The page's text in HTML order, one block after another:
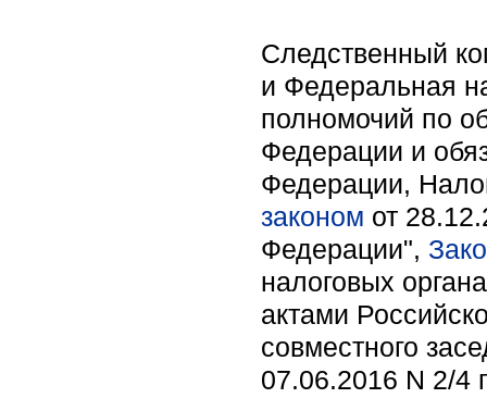
Следственный
и Федеральная
полномочий по
Федерации и
Федерации,
законом от
Федерации",
налоговых
актами
совместного
07.06.2016 N 2/4